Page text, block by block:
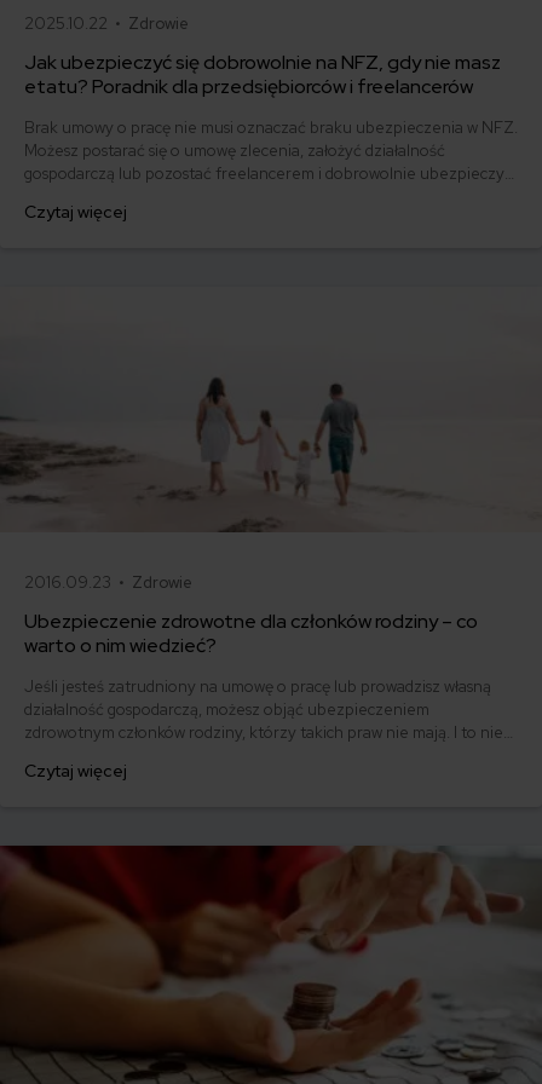
2025.10.22 • Zdrowie
Jak ubezpieczyć się dobrowolnie na NFZ, gdy nie masz
etatu? Poradnik dla przedsiębiorców i freelancerów
Brak umowy o pracę nie musi oznaczać braku ubezpieczenia w NFZ.
Możesz postarać się o umowę zlecenia, założyć działalność
gospodarczą lub pozostać freelancerem i dobrowolnie ubezpieczyć
Wyjaśniamy wszystko krok po kroku.
Czytaj więcej
2016.09.23 • Zdrowie
Ubezpieczenie zdrowotne dla członków rodziny – co
warto o nim wiedzieć?
Jeśli jesteś zatrudniony na umowę o pracę lub prowadzisz własną
działalność gospodarczą, możesz objąć ubezpieczeniem
zdrowotnym członków rodziny, którzy takich praw nie mają. I to nie
dopełnić? Kiedy ubezpieczenie zdrowotne warto wesprzeć
Czytaj więcej